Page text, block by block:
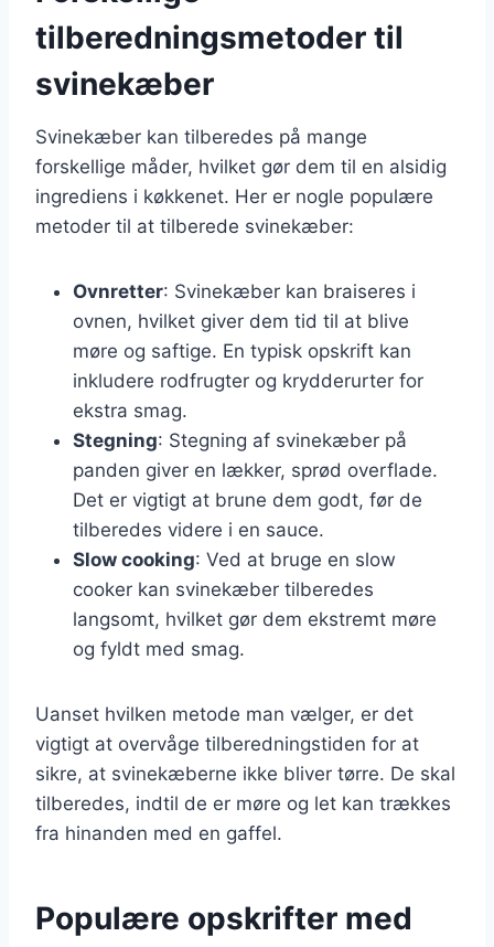
tilberedningsmetoder til
svinekæber
Svinekæber kan tilberedes på mange
forskellige måder, hvilket gør dem til en alsidig
ingrediens i køkkenet. Her er nogle populære
metoder til at tilberede svinekæber:
Ovnretter: Svinekæber kan braiseres i
ovnen, hvilket giver dem tid til at blive
møre og saftige. En typisk opskrift kan
inkludere rodfrugter og krydderurter for
ekstra smag.
Stegning: Stegning af svinekæber på
panden giver en lækker, sprød overflade.
Det er vigtigt at brune dem godt, før de
tilberedes videre i en sauce.
Slow cooking: Ved at bruge en slow
cooker kan svinekæber tilberedes
langsomt, hvilket gør dem ekstremt møre
og fyldt med smag.
Uanset hvilken metode man vælger, er det
vigtigt at overvåge tilberedningstiden for at
sikre, at svinekæberne ikke bliver tørre. De skal
tilberedes, indtil de er møre og let kan trækkes
fra hinanden med en gaffel.
Populære opskrifter med